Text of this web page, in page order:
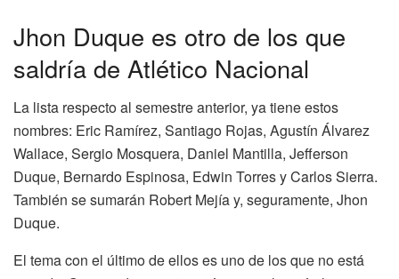
Jhon Duque es otro de los que
saldría de Atlético Nacional
La lista respecto al semestre anterior, ya tiene estos
nombres: Eric Ramírez, Santiago Rojas, Agustín Álvarez
Wallace, Sergio Mosquera, Daniel Mantilla, Jefferson
Duque, Bernardo Espinosa, Edwin Torres y Carlos Sierra.
También se sumarán Robert Mejía y, seguramente, Jhon
Duque.
El tema con el último de ellos es uno de los que no está